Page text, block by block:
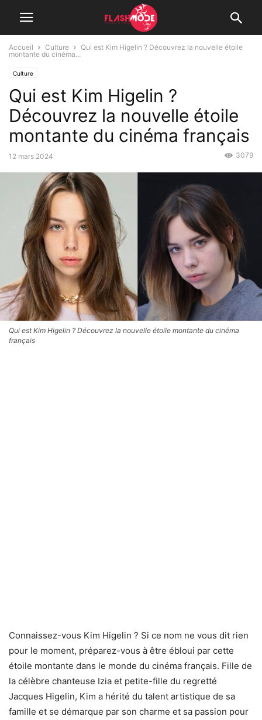
Accueil Culture
Qui est Kim Higelin ? Découvrez la nouvelle étoile
montante du cinéma...
Culture
Qui est Kim Higelin ?
Découvrez la nouvelle étoile
montante du cinéma français
12 mars 2024 3079
Qui est Kim Higelin ? Découvrez la nouvelle étoile montante du cinéma
français
Connaissez-vous Kim Higelin ? Si ce nom ne vous dit rien
pour le moment, préparez-vous à être ébloui par cette
étoile montante dans le monde du cinéma français. Fille de
la célèbre chanteuse Izia et petite-fille du regretté
Jacques Higelin, Kim a hérité du talent artistique de sa
famille et se démarque par son charme et sa passion pour